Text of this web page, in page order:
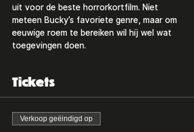
uit voor de beste horrorkortfilm. Niet
meteen Bucky’s favoriete genre, maar om
eeuwige roem te bereiken wil hij wel wat
toegevingen doen.
Tickets
Verkoop geëindigd op